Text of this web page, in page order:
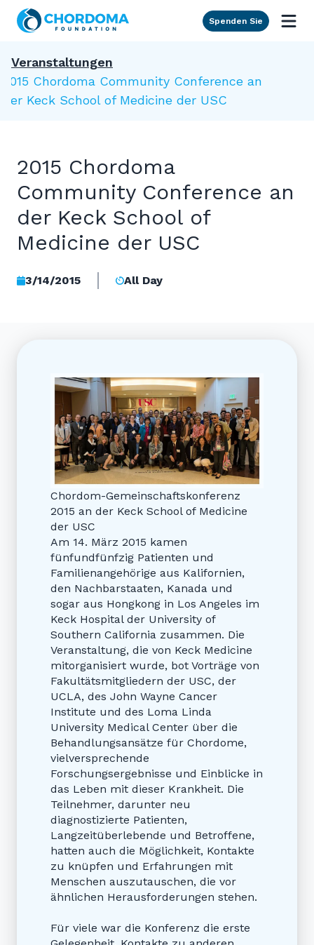
Skip to Main Content
Spenden Sie
Veranstaltungen
2015 Chordoma Community Conference an
der Keck School of Medicine der USC
2015 Chordoma
Community Conference an
der Keck School of
Medicine der USC
3/14/2015 All Day
Chordom-Gemeinschaftskonferenz
2015 an der Keck School of Medicine
der USC
Am 14. März 2015 kamen
fünfundfünfzig Patienten und
Familienangehörige aus Kalifornien,
den Nachbarstaaten, Kanada und
sogar aus Hongkong in Los Angeles im
Keck Hospital der University of
Southern California zusammen. Die
Veranstaltung, die von Keck Medicine
mitorganisiert wurde, bot Vorträge von
Fakultätsmitgliedern der USC, der
UCLA, des John Wayne Cancer
Institute und des Loma Linda
University Medical Center über die
Behandlungsansätze für Chordome,
vielversprechende
Forschungsergebnisse und Einblicke in
das Leben mit dieser Krankheit. Die
Teilnehmer, darunter neu
diagnostizierte Patienten,
Langzeitüberlebende und Betroffene,
hatten auch die Möglichkeit, Kontakte
zu knüpfen und Erfahrungen mit
Menschen auszutauschen, die vor
ähnlichen Herausforderungen stehen.
Für viele war die Konferenz die erste